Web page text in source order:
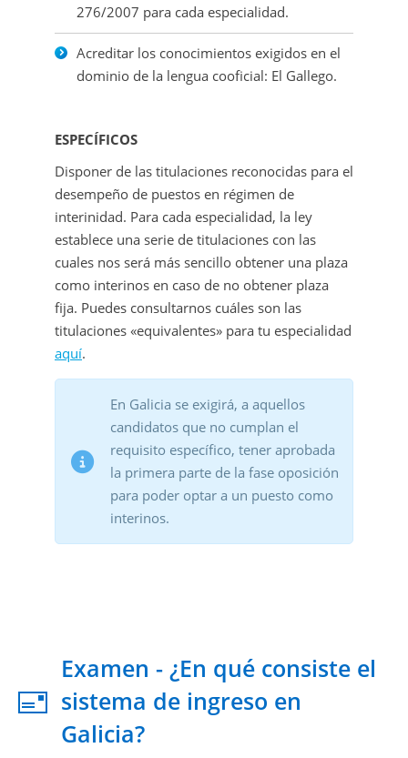
276/2007 para cada especialidad.
Acreditar los conocimientos exigidos en el
dominio de la lengua cooficial: El Gallego.
ESPECÍFICOS
Disponer de las titulaciones reconocidas para el
desempeño de puestos en régimen de
interinidad. Para cada especialidad, la ley
establece una serie de titulaciones con las
cuales nos será más sencillo obtener una plaza
como interinos en caso de no obtener plaza
fija. Puedes consultarnos cuáles son las
titulaciones «equivalentes» para tu especialidad
aquí.
En Galicia se exigirá, a aquellos
candidatos que no cumplan el
requisito específico, tener aprobada
la primera parte de la fase oposición
para poder optar a un puesto como
interinos.
Examen - ¿En qué consiste el
sistema de ingreso en
Galicia?